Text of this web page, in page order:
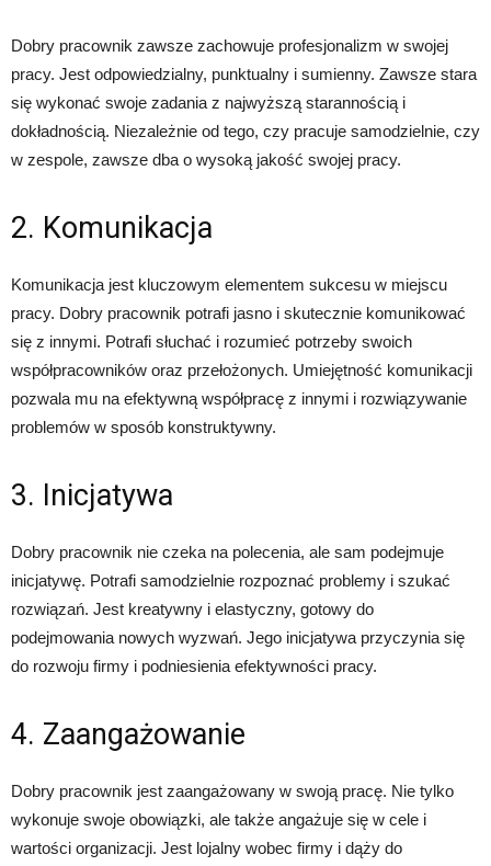
Dobry pracownik zawsze zachowuje profesjonalizm w swojej
pracy. Jest odpowiedzialny, punktualny i sumienny. Zawsze stara
się wykonać swoje zadania z najwyższą starannością i
dokładnością. Niezależnie od tego, czy pracuje samodzielnie, czy
w zespole, zawsze dba o wysoką jakość swojej pracy.
2. Komunikacja
Komunikacja jest kluczowym elementem sukcesu w miejscu
pracy. Dobry pracownik potrafi jasno i skutecznie komunikować
się z innymi. Potrafi słuchać i rozumieć potrzeby swoich
współpracowników oraz przełożonych. Umiejętność komunikacji
pozwala mu na efektywną współpracę z innymi i rozwiązywanie
problemów w sposób konstruktywny.
3. Inicjatywa
Dobry pracownik nie czeka na polecenia, ale sam podejmuje
inicjatywę. Potrafi samodzielnie rozpoznać problemy i szukać
rozwiązań. Jest kreatywny i elastyczny, gotowy do
podejmowania nowych wyzwań. Jego inicjatywa przyczynia się
do rozwoju firmy i podniesienia efektywności pracy.
4. Zaangażowanie
Dobry pracownik jest zaangażowany w swoją pracę. Nie tylko
wykonuje swoje obowiązki, ale także angażuje się w cele i
wartości organizacji. Jest lojalny wobec firmy i dąży do